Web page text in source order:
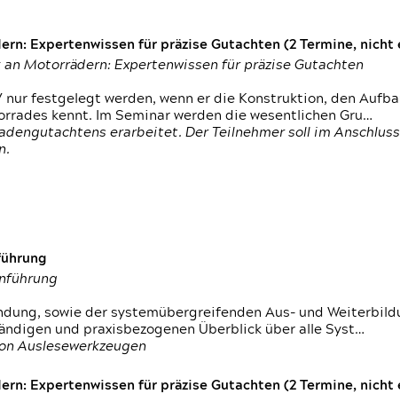
Expertenwissen für präzise Gutachten (2 Termine, nicht
an Motorrädern: Expertenwissen für präzise Gutachten
nur festgelegt werden, wenn er die Konstruktion, den
kennt. Im Seminar werden die wesentlichen Gru…
erarbeitet. Der Teilnehmer soll im
sowie der systemübergreifenden Aus- und
und praxisbezogenen Überblick über alle Syst…
Auslesewerkzeugen
Expertenwissen für präzise Gutachten (2 Termine, nicht